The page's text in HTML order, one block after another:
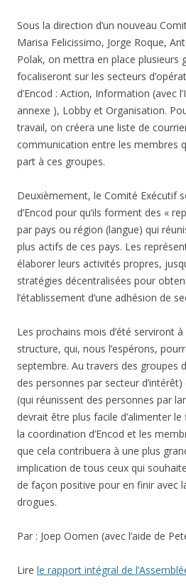
Sous la direction d’un nouveau
Marisa Felicissimo, Jorge Roque,
Polak, on mettra en place plusieurs
focaliseront sur les secteurs
d’Encod : Action, Information (avec
annexe ), Lobby et Organisation.
travail, on créera une liste de
communication entre les membres
part à ces groupes.
Deuxièmement, le Comité Exécutif
d’Encod pour qu’ils forment des «
par pays ou région (langue) qui
plus actifs de ces pays. Les
élaborer leurs activités propres,
stratégies décentralisées pour
l’établissement d’une adhésion de
Les prochains mois d’été serviront
structure, qui, nous l’espérons,
septembre. Au travers des groupes
des personnes par secteur
(qui réunissent des personnes par
devrait être plus facile d’alimenter
la coordination d’Encod et les
que cela contribuera à une plus
implication de tous ceux qui
de façon positive pour en finir avec
drogues.
Par : Joep Oomen (avec l’aide de
Lire le rapport intégral de